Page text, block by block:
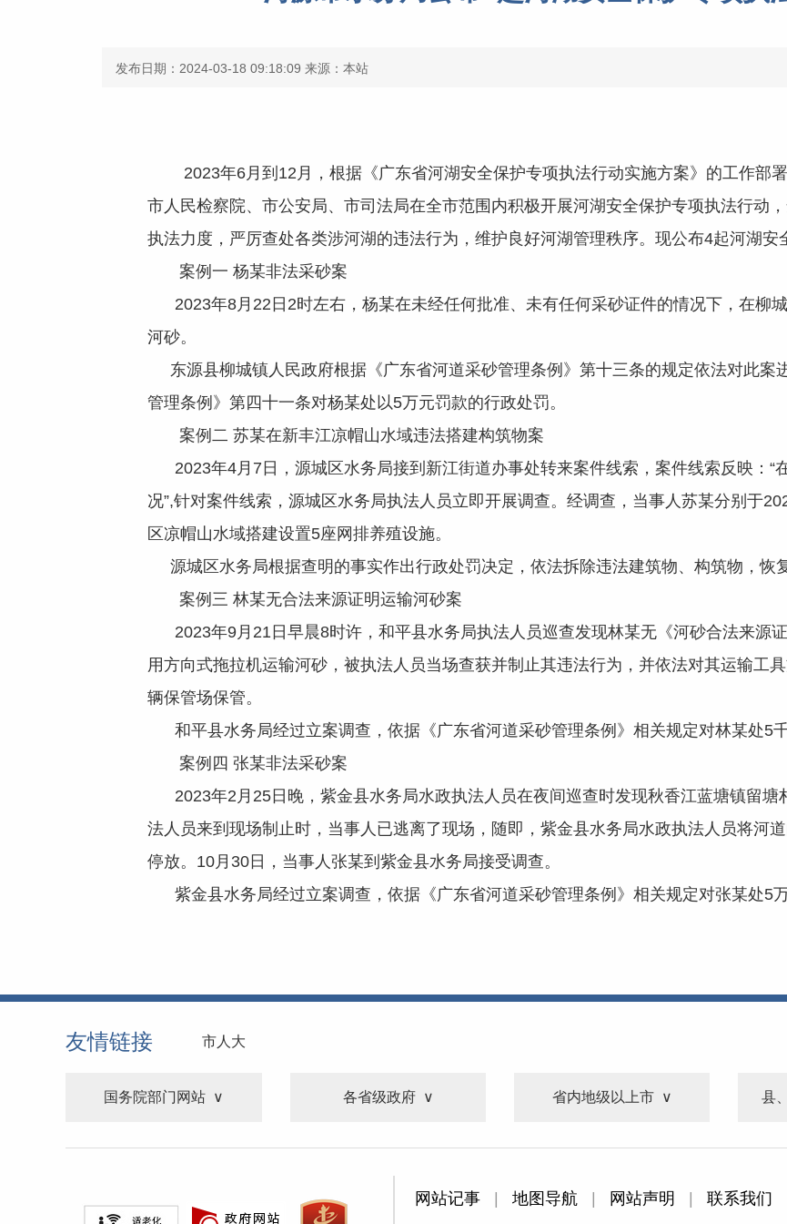
发布日期：2024-03-18 09:18:09 来源：本站
2023年6月到12月，根据《广东省河湖安全保护专项执法行动实施方案》的工作部署
市人民检察院、市公安局、市司法局在全市范围内积极开展河湖安全保护专项执法行动
执法力度，严厉查处各类涉河湖的违法行为，维护良好河湖管理秩序。现公布4起河湖安
案例一 杨某非法采砂案
2023年8月22日2时左右，杨某在未经任何批准、未有任何采砂证件的情况下，在柳
河砂。
东源县柳城镇人民政府根据《广东省河道采砂管理条例》第十三条的规定依法对此案
管理条例》第四十一条对杨某处以5万元罚款的行政处罚。
案例二 苏某在新丰江凉帽山水域违法搭建构筑物案
2023年4月7日，源城区水务局接到新江街道办事处转来案件线索，案件线索反映：“
况”,针对案件线索，源城区水务局执法人员立即开展调查。经调查，当事人苏某分别于
区凉帽山水域搭建设置5座网排养殖设施。
源城区水务局根据查明的事实作出行政处罚决定，依法拆除违法建筑物、构筑物，恢
案例三 林某无合法来源证明运输河砂案
2023年9月21日早晨8时许，和平县水务局执法人员巡查发现林某无《河砂合法来源
用方向式拖拉机运输河砂，被执法人员当场查获并制止其违法行为，并依法对其运输工
辆保管场保管。
和平县水务局经过立案调查，依据《广东省河道采砂管理条例》相关规定对林某处5千
案例四 张某非法采砂案
2023年2月25日晚，紫金县水务局水政执法人员在夜间巡查时发现秋香江蓝塘镇留塘
法人员来到现场制止时，当事人已逃离了现场，随即，紫金县水务局水政执法人员将河
停放。10月30日，当事人张某到紫金县水务局接受调查。
紫金县水务局经过立案调查，依据《广东省河道采砂管理条例》相关规定对张某处5万
友情链接 市人大
国务院部门网站 各省级政府 省内地级以上市 县
网站记事 地图导航 网站声明 联系我们